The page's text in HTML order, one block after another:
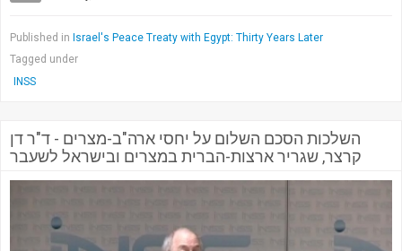
Published in Israel's Peace Treaty with Egypt: Thirty Years Later
Tagged under
INSS
השלכות הסכם השלום על יחסי ארה"ב-מצרים - ד"ר דן
קרצר, שגריר ארצות-הברית במצרים ובישראל לשעבר